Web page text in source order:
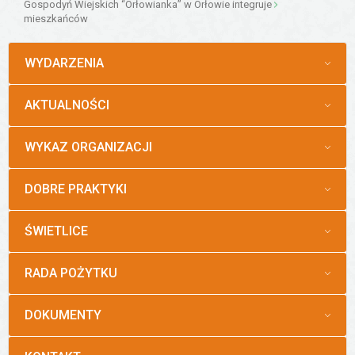
Gospodyń Wiejskich “Orłowianka” w Orłowie integruje
mieszkańców
MENU
WYDARZENIA
MENU
AKTUALNOŚCI
MENU
WYKAZ ORGANIZACJI
MENU
DOBRE PRAKTYKI
MENU
ŚWIETLICE
MENU
RADA POŻYTKU
MENU
DOKUMENTY